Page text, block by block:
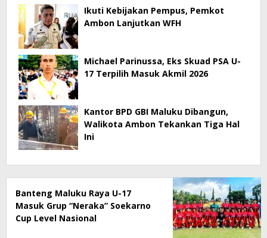
Ikuti Kebijakan Pempus, Pemkot
Ambon Lanjutkan WFH
Michael Parinussa, Eks Skuad PSA U-
17 Terpilih Masuk Akmil 2026
Kantor BPD GBI Maluku Dibangun,
Walikota Ambon Tekankan Tiga Hal
Ini
Banteng Maluku Raya U-17
Masuk Grup “Neraka” Soekarno
Cup Level Nasional